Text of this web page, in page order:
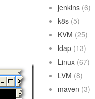
jenkins (6)
k8s (5)
KVM (25)
ldap (13)
Linux (67)
LVM (8)
maven (3)